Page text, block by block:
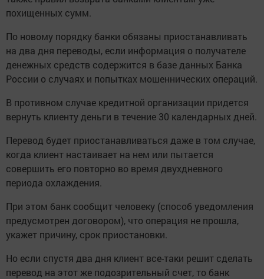
похищенных сумм.
По новому порядку банки обязаны приостанавливать
на два дня переводы, если информация о получателе
денежных средств содержится в базе данных Банка
России о случаях и попытках мошеннических операций.
В противном случае кредитной организации придется
вернуть клиенту деньги в течение 30 календарных дней.
Перевод будет приостанавливаться даже в том случае,
когда клиент настаивает на нем или пытается
совершить его повторно во время двухдневного
периода охлаждения.
При этом банк сообщит человеку (способ уведомления
предусмотрен договором), что операция не прошла,
укажет причину, срок приостановки.
Но если спустя два дня клиент все-таки решит сделать
перевод на этот же подозрительный счет, то банк